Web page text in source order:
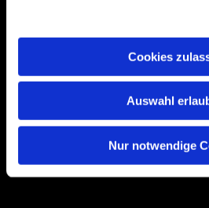
Cookies
Auswahl
Nur notwendige
Bitte akzeptieren Sie
Accept cookies